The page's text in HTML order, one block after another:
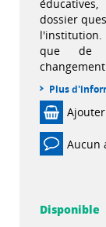
dossier
que de
Plus
Aucun
Disponible